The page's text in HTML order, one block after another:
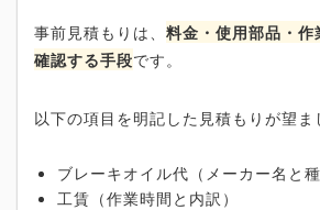
事前見積もりは、 料金・使用部品・
確認する手段です。
以下の項目を明記した見積もりが望ま
ブレーキオイル代（メーカー名と種
工賃（作業時間と内訳）